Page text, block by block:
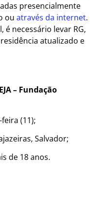
presencialmente
ou através da internet.
necessário levar RG,
atualizado e
– Fundação
(11);
Salvador;
de 18 anos.